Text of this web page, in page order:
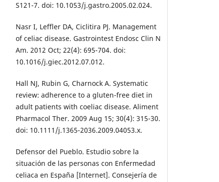
S121-7. doi: 10.1053/j.gastro.2005.02.024.
Nasr I, Leffler DA, Ciclitira PJ. Management
of celiac disease. Gastrointest Endosc Clin N
Am. 2012 Oct; 22(4): 695-704. doi:
10.1016/j.giec.2012.07.012.
Hall NJ, Rubin G, Charnock A. Systematic
review: adherence to a gluten-free diet in
adult patients with coeliac disease. Aliment
Pharmacol Ther. 2009 Aug 15; 30(4): 315-30.
doi: 10.1111/j.1365-2036.2009.04053.x.
Defensor del Pueblo. Estudio sobre la
situación de las personas con Enfermedad
celiaca en España [Internet]. Consejería de